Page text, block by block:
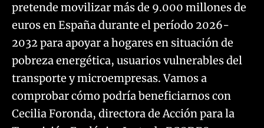
pretende movilizar más de 9.000 millones de
euros en España durante el período 2026-
2032 para apoyar a hogares en situación de
pobreza energética, usuarios vulnerables del
transporte y microempresas. Vamos a
comprobar cómo podría beneficiarnos con
Cecilia Foronda, directora de Acción para la